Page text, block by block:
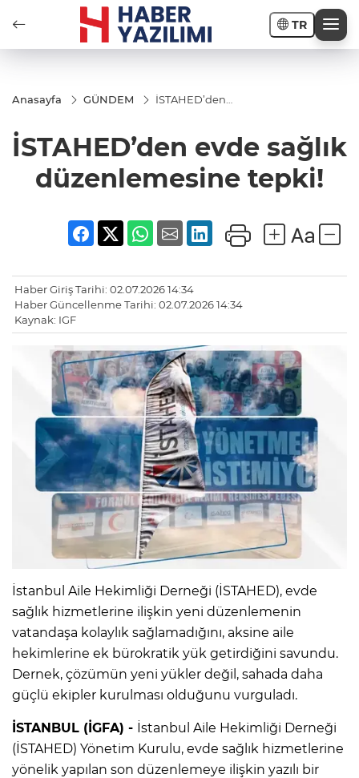
TR
Anasayfa GÜNDEM
İSTAHED’den
İSTAHED’den evde sağlık
düzenlemesine tepki!
Haber Giriş Tarihi: 02.07.2026 14:34
Haber Güncellenme Tarihi: 02.07.2026 14:34
Kaynak: IGF
İstanbul Aile Hekimliği Derneği (İSTAHED), evde
sağlık hizmetlerine ilişkin yeni düzenlemenin
vatandaşa kolaylık sağlamadığını, aksine aile
hekimlerine ek bürokratik yük getirdiğini savundu.
Dernek, çözümün yeni yükler değil, sahada daha
güçlü ekipler kurulması olduğunu vurguladı.
İSTANBUL (İGFA) - İstanbul Aile Hekimliği Derneği
(İSTAHED) Yönetim Kurulu, evde sağlık hizmetlerine
yönelik yapılan son düzenlemeye ilişkin yazılı bir